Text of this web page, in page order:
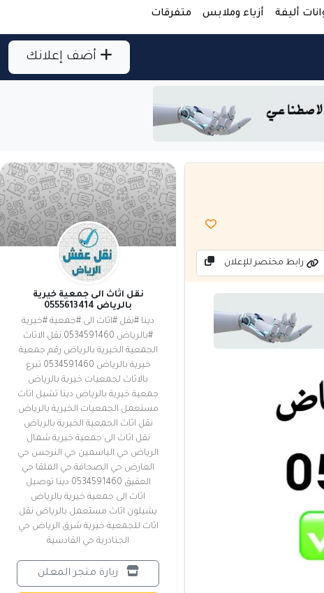
أليفة أزياء وملابس متفرقات
أضف إعلانك
رابط مختصر للإعلان
نقل اثاث الى جمعية خيرية
بالرياض 0555613414
دينا #نقل #اثاث الى #جمعية #خيرية
#بالرياض 0534591460 نقل الاثاث
الجمعية الخيرية بالرياض رقم جمعية
خيرية بالرياض 0534591460 تبرع
بالاثاث لجمعيات خيرية بالرياض
جمعية خيرية بالرياض دينا تشيل اثاث
مستعمل الجمعيات الخيرية بالرياض
نقل اثاث الجمعية الخيرية بالرياض
نقل اثاث الى جمعية خيرية شمال
الرياض حي الياسمين حي النرجس حي
العارض حي الصحافة حي الملقا حي
العقيق 0534591460 دينا توصيل
اثاث الى جمعية خيرية بالرياض
يشيلون اثاث مستعمل بالرياض نقل
اثاث للجمعية خيرية شرق الرياض حي
الجنادرية حي القادسية
زيارة متجر المعلن